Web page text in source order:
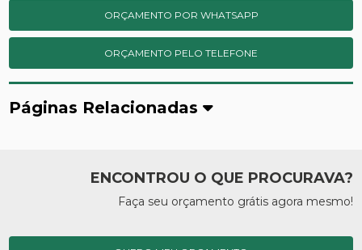
ORÇAMENTO POR WHATSAPP
ORÇAMENTO PELO TELEFONE
Páginas Relacionadas
ENCONTROU O QUE PROCURAVA?
Faça seu orçamento grátis agora mesmo!